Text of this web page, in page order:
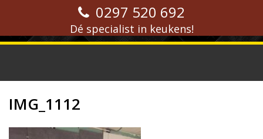
0297 520 692
Dé specialist in keukens!
IMG_1112